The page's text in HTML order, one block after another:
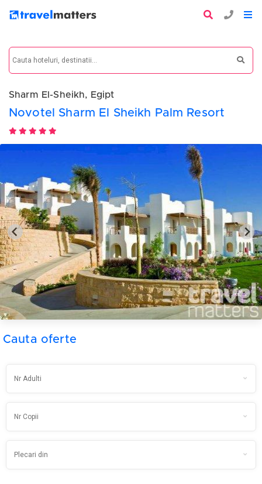
Sharm El-Sheikh, Egipt
Novotel Sharm El Sheikh Palm Resort
Cauta oferte